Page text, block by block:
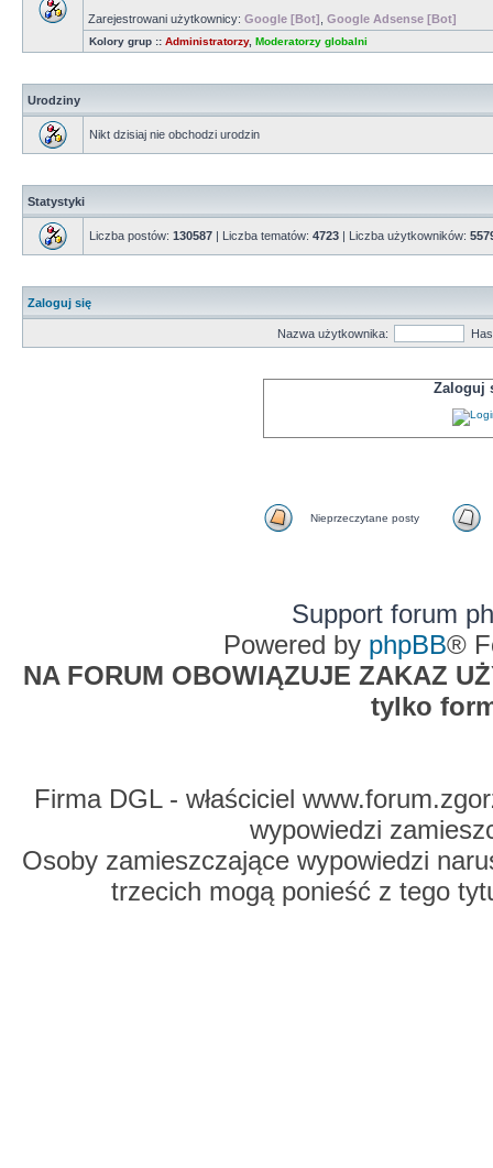
Zarejestrowani użytkownicy: Google [Bot] Google Adsense [Bot]
Kolory grup :: Administratorzy, Moderatorzy globalni
Urodziny
Nikt dzisiaj nie obchodzi urodzin
Statystyki
Liczba postów: 130587 | Liczba tematów: 4723 | Liczba użytkowników:
Zaloguj się
Nazwa użytkownika:
Zaloguj
Nieprzeczytane posty
Support forum
Powered by phpBB®
NA FORUM OBOWIĄZUJE ZAKAZ
tylko
Firma DGL - właściciel
wypowiedzi
Osoby zamieszczające wypowiedzi
trzecich mogą ponieść z tego